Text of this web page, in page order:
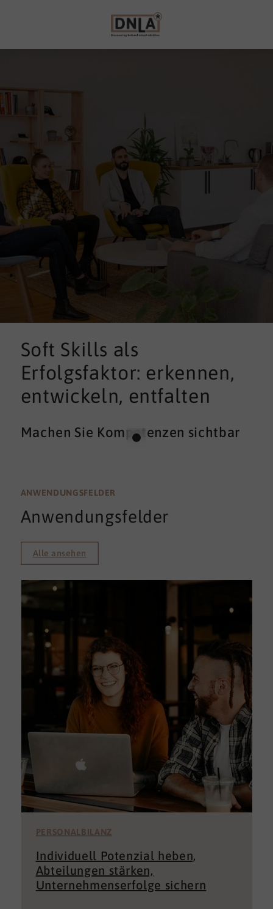
Soft Skills als
Erfolgsfaktor: erkennen,
entwickeln, entfalten
Machen Sie Kompetenzen sichtbar
ANWENDUNGSFELDER
Anwendungsfelder
Alle ansehen
PERSONALBILANZ
Individuell Potenzial heben,
Abteilungen stärken,
Unternehmenserfolge sichern